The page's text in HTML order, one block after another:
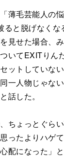
薄毛芸能人の
ると脱げなくな
見せた場合、
いてEXITりん
ットしていな
一人物じゃな
話した。
ちょっとぐら
ったよりハゲ
配になった」